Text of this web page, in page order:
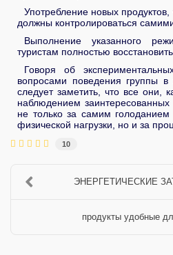
Употребление новых
должны контролироваться
Выполнение указанного
туристам полностью
Говоря об
вопросами поведения группы в
следует заметить, что все они,
наблюдением
не только за самим голоданием
физической нагрузки, но и за
10
ЭНЕРГЕТИЧЕСКИЕ
продукты удобные